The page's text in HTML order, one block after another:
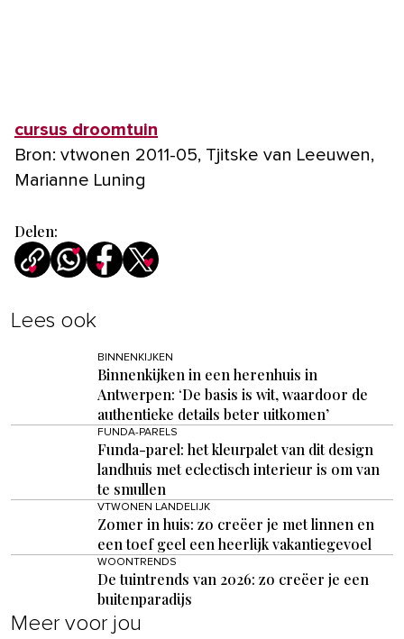
cursus droomtuin
Bron: vtwonen 2011-05, Tjitske van Leeuwen,
Marianne Luning
Delen:
Lees ook
BINNENKIJKEN
Binnenkijken in een herenhuis in
Antwerpen: ‘De basis is wit, waardoor de
authentieke details beter uitkomen’
FUNDA-PARELS
Funda-parel: het kleurpalet van dit design
landhuis met eclectisch interieur is om van
te smullen
VTWONEN LANDELIJK
Zomer in huis: zo creëer je met linnen en
een toef geel een heerlijk vakantiegevoel
WOONTRENDS
De tuintrends van 2026: zo creëer je een
buitenparadijs
Meer voor jou